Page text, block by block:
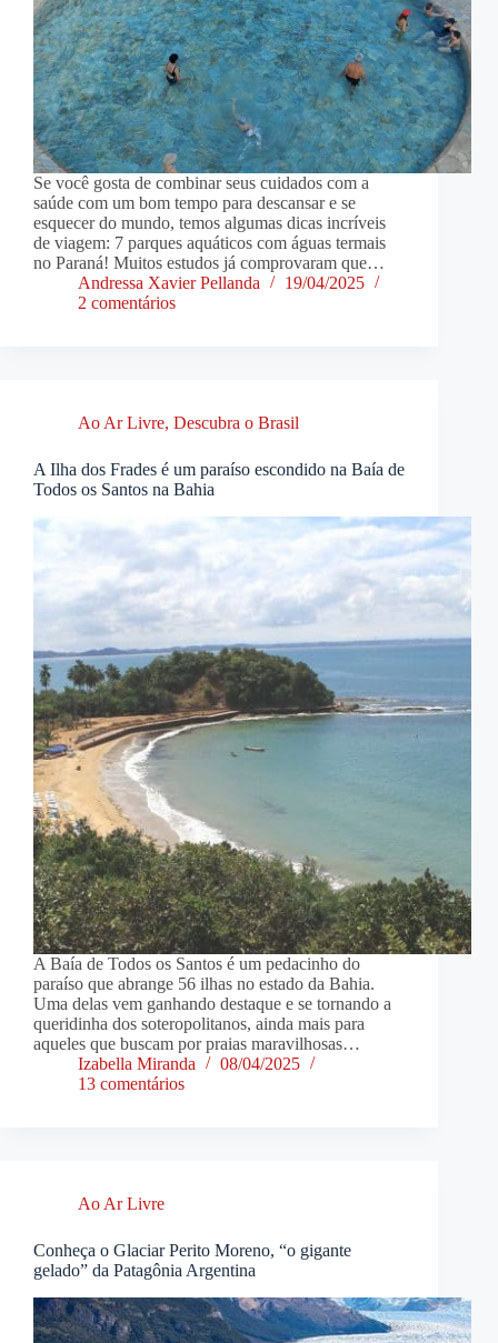
Se você gosta de combinar seus cuidados com a
saúde com um bom tempo para descansar e se
esquecer do mundo, temos algumas dicas incríveis
de viagem: 7 parques aquáticos com águas termais
no Paraná! Muitos estudos já comprovaram que…
Andressa Xavier Pellanda
19/04/2025
2 comentários
Ao Ar Livre, Descubra o Brasil
A Ilha dos Frades é um paraíso escondido na Baía de
Todos os Santos na Bahia
A Baía de Todos os Santos é um pedacinho do
paraíso que abrange 56 ilhas no estado da Bahia.
Uma delas vem ganhando destaque e se tornando a
queridinha dos soteropolitanos, ainda mais para
aqueles que buscam por praias maravilhosas…
Izabella Miranda
08/04/2025
13 comentários
Ao Ar Livre
Conheça o Glaciar Perito Moreno, “o gigante
gelado” da Patagônia Argentina